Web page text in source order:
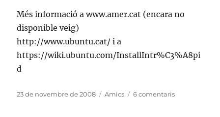
Més informació a www.amer.cat (encara no
disponible veig)
http://www.ubuntu.cat/ i a
https://wiki.ubuntu.com/InstallIntr%C3%A8pi
d
Publicat
23 de novembre de 2008 Categories
Amics 6 comentarisa